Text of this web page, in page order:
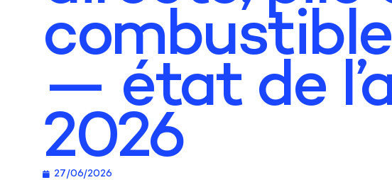
combustible
— état de
2026
27/06/2026